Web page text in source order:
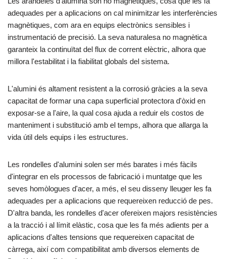
adequades per a aplicacions on cal minimitzar les interferències
magnètiques, com ara en equips electrònics sensibles i
instrumentació de precisió. La seva naturalesa no magnètica
garanteix la continuïtat del flux de corrent elèctric, alhora que
millora l'estabilitat i la fiabilitat globals del sistema.
L'alumini és altament resistent a la corrosió gràcies a la seva
capacitat de formar una capa superficial protectora d'òxid en
exposar-se a l'aire, la qual cosa ajuda a reduir els costos de
manteniment i substitució amb el temps, alhora que allarga la
vida útil dels equips i les estructures.
Les rondelles d'alumini solen ser més barates i més fàcils
d'integrar en els processos de fabricació i muntatge que les
seves homòlogues d'acer, a més, el seu disseny lleuger les fa
adequades per a aplicacions que requereixen reducció de pes.
D'altra banda, les rondelles d'acer ofereixen majors resistències
a la tracció i al límit elàstic, cosa que les fa més adients per a
aplicacions d'altes tensions que requereixen capacitat de
càrrega, així com compatibilitat amb diversos elements de